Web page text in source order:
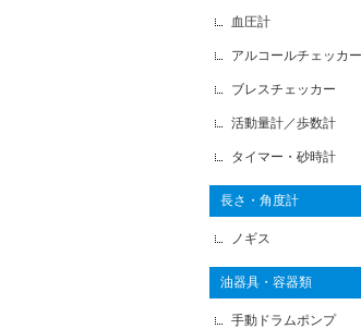
血圧計
アルコールチェッカー
ブレスチェッカー
活動量計／歩数計
タイマー・砂時計
長さ・角度計
ノギス
油器具・容器類
手動ドラムポンプ